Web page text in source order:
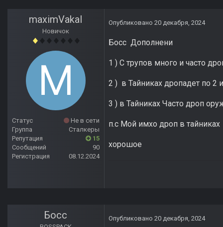
maximVakal
Новичок
Статус
Не в сети
Группа
Сталкеры
Репутация
15
Сообщений
90
Регистрация
08.12.2024
Опубликовано 20 декабря, 2024
Босс Дополнени
1 ) С трупов много и часто
2 ) в Тайниках дропадет по 2
3 ) в Тайниках Часто дроп
п.с Мой имхо дроп в
хорошое
Босс Опубликовано 20 декабря, 2024